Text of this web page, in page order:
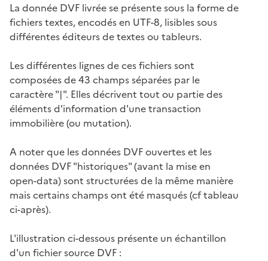
La donnée DVF livrée se présente sous la forme de
fichiers textes, encodés en UTF-8, lisibles sous
différentes éditeurs de textes ou tableurs.
Les différentes lignes de ces fichiers sont
composées de 43 champs séparées par le
caractère "|". Elles décrivent tout ou partie des
éléments d'information d'une transaction
immobilière (ou mutation).
A noter que les données DVF ouvertes et les
données DVF "historiques" (avant la mise en
open-data) sont structurées de la même manière
mais certains champs ont été masqués (cf tableau
ci-après).
L'illustration ci-dessous présente un échantillon
d'un fichier source DVF :